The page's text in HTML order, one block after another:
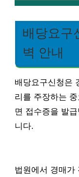
배당요구
벽 안내
배당요구신청은
리를 주장하는
면 접수증을 발
니다.
법원에서 경매가